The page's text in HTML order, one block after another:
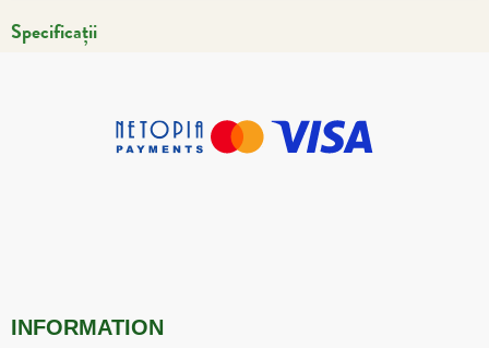
Specificații
INFORMATION